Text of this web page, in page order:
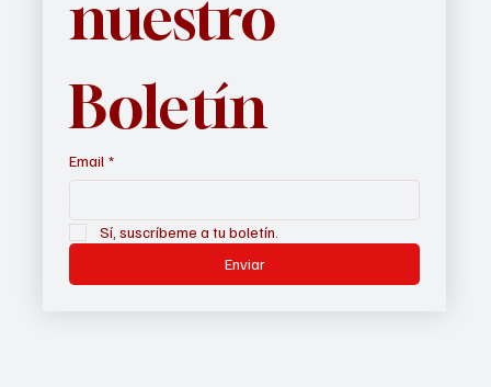
nuestro
Boletín
Email *
Sí, suscríbeme a tu boletín.
Enviar